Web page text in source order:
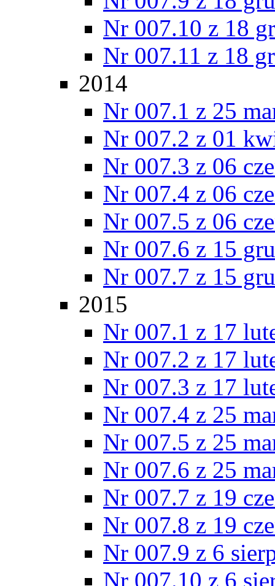
Nr 007.10 z 18
Nr 007.11 z 18
2014
Nr 007.1 z 25
Nr 007.2 z 01
Nr 007.3 z 06
Nr 007.4 z 06
Nr 007.5 z 06
Nr 007.6 z 15
Nr 007.7 z 15
2015
Nr 007.1 z 17
Nr 007.2 z 17
Nr 007.3 z 17
Nr 007.4 z 25
Nr 007.5 z 25
Nr 007.6 z 25
Nr 007.7 z 19
Nr 007.8 z 19
Nr 007.9 z 6
Nr 007.10 z 6